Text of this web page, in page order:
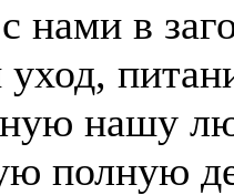
нами в
нашу
полную